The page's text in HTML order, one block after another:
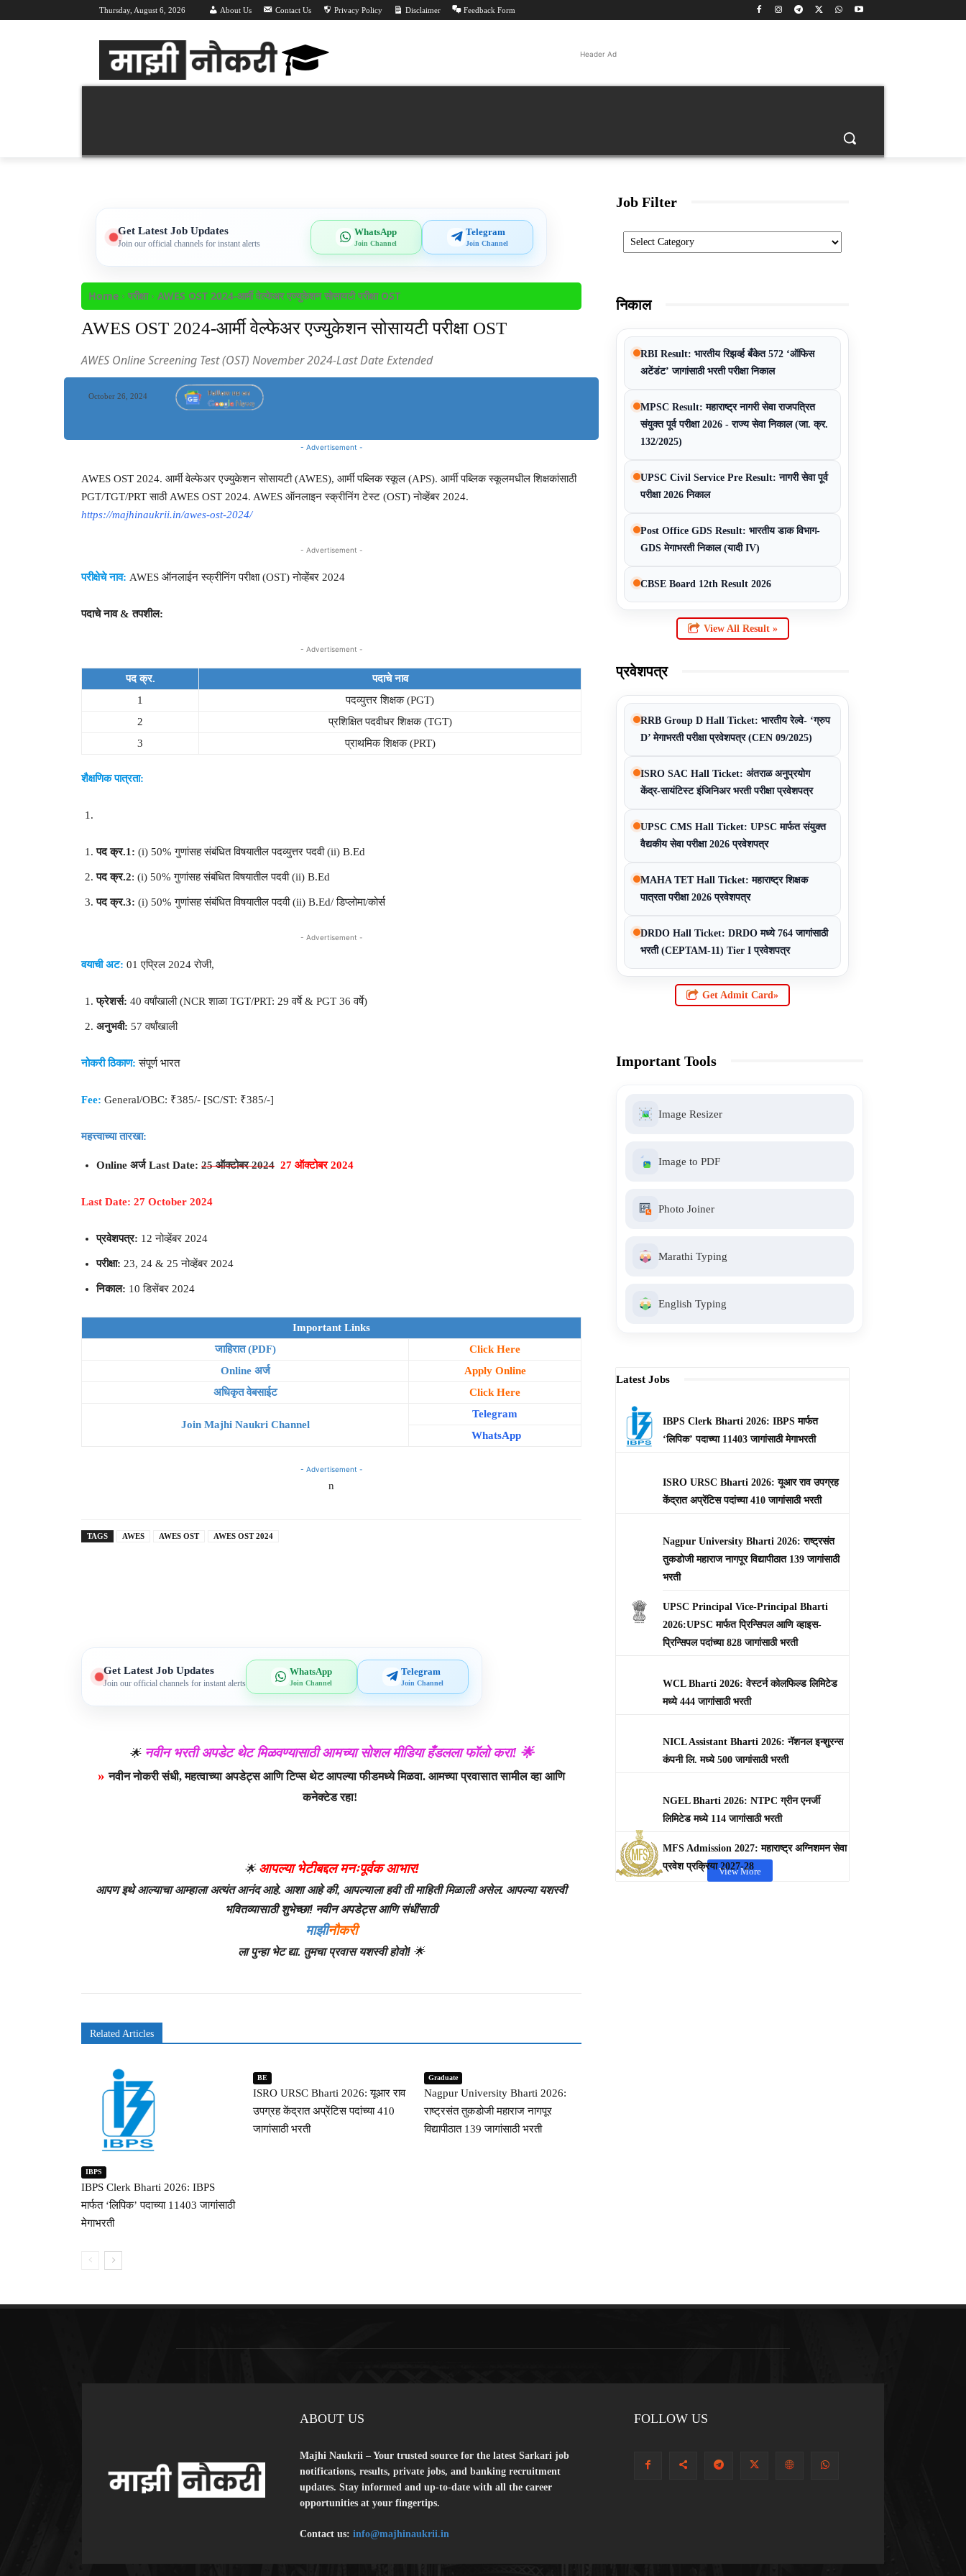
Thursday, August 6, 2026 About Us Contact Us Privacy Policy Disclaimer Feedback Form
Header Ad
Get Latest Job Updates
Join our official channels for instant alerts
WhatsApp
Join Channel
Telegram
Join Channel
Home परीक्षा AWES OST 2024-आर्मी वेल्फेअर एज्युकेशन सोसायटी परीक्षा OST
AWES OST 2024-आर्मी वेल्फेअर एज्युकेशन सोसायटी परीक्षा OST
AWES Online Screening Test (OST) November 2024-Last Date Extended
October 26, 2024
- Advertisement -
AWES OST 2024. आर्मी वेल्फेअर एज्युकेशन सोसायटी (AWES), आर्मी पब्लिक स्कूल (APS). आर्मी पब्लिक स्कूलमधील शिक्षकांसाठी
PGT/TGT/PRT साठी AWES OST 2024. AWES ऑनलाइन स्क्रीनिंग टेस्ट (OST) नोव्हेंबर 2024.
https://majhinaukrii.in/awes-ost-2024/
- Advertisement -
परीक्षेचे नाव: AWES ऑनलाईन स्क्रीनिंग परीक्षा (OST) नोव्हेंबर 2024
पदाचे नाव & तपशील:
- Advertisement -
पद क्र.
पदाचे नाव
1
पदव्युत्तर शिक्षक (PGT)
2
प्रशिक्षित पदवीधर शिक्षक (TGT)
3
प्राथमिक शिक्षक (PRT)
शैक्षणिक पात्रता:
पद क्र.1: (i) 50% गुणांसह संबंधित विषयातील पदव्युत्तर पदवी (ii) B.Ed
पद क्र.2: (i) 50% गुणांसह संबंधित विषयातील पदवी (ii) B.Ed
पद क्र.3: (i) 50% गुणांसह संबंधित विषयातील पदवी (ii) B.Ed/ डिप्लोमा/कोर्स
- Advertisement -
वयाची अट: 01 एप्रिल 2024 रोजी,
फ्रेशर्स: 40 वर्षांखाली (NCR शाळा TGT/PRT: 29 वर्षे & PGT 36 वर्षे)
अनुभवी: 57 वर्षांखाली
नोकरी ठिकाण: संपूर्ण भारत
Fee: General/OBC: ₹385/- [SC/ST: ₹385/-]
महत्त्वाच्या तारखा:
Online अर्ज Last Date: 25 ऑक्टोबर 2024 27 ऑक्टोबर 2024
Last Date: 27 October 2024
प्रवेशपत्र: 12 नोव्हेंबर 2024
परीक्षा: 23, 24 & 25 नोव्हेंबर 2024
निकाल: 10 डिसेंबर 2024
Important Links
जाहिरात (PDF)
Click Here
Online अर्ज
Apply Online
अधिकृत वेबसाईट
Click Here
Join Majhi Naukri Channel
Telegram
WhatsApp
- Advertisement -
n
TAGS AWES AWES OST AWES OST 2024
Get Latest Job Updates
Join our official channels for instant alerts
WhatsApp
Join Channel
Telegram
Join Channel
🌟नवीन भरती अपडेट थेट मिळवण्यासाठी आमच्या सोशल मीडिया हँडलला फॉलो करा! 🌟
»नवीन नोकरी संधी, महत्वाच्या अपडेट्स आणि टिप्स थेट आपल्या फीडमध्ये मिळवा. आमच्या प्रवासात सामील व्हा आणि
कनेक्टेड रहा!
🌟 आपल्या भेटीबद्दल मनःपूर्वक आभार!
आपण इथे आल्याचा आम्हाला अत्यंत आनंद आहे. आशा आहे की, आपल्याला हवी ती माहिती मिळाली असेल. आपल्या यशस्वी
भवितव्यासाठी शुभेच्छा! नवीन अपडेट्स आणि संधींसाठी
माझीनौकरी
ला पुन्हा भेट द्या. तुमचा प्रवास यशस्वी होवो! 🌟
Related Articles
IBPS
IBPS Clerk Bharti 2026: IBPS
मार्फत ‘लिपिक’ पदाच्या 11403 जागांसाठी
मेगाभरती
BE
ISRO URSC Bharti 2026: यूआर राव
उपग्रह केंद्रात अप्रेंटिस पदांच्या 410
जागांसाठी भरती
Graduate
Nagpur University Bharti 2026:
राष्ट्रसंत तुकडोजी महाराज नागपूर
विद्यापीठात 139 जागांसाठी भरती
Job Filter
निकाल
RBI Result: भारतीय रिझर्व्ह बँकेत 572 ‘ऑफिस
अटेंडंट’ जागांसाठी भरती परीक्षा निकाल
MPSC Result: महाराष्ट्र नागरी सेवा राजपत्रित
संयुक्त पूर्व परीक्षा 2026 - राज्य सेवा निकाल (जा. क्र.
132/2025)
UPSC Civil Service Pre Result: नागरी सेवा पूर्व
परीक्षा 2026 निकाल
Post Office GDS Result: भारतीय डाक विभाग-
GDS मेगाभरती निकाल (यादी IV)
CBSE Board 12th Result 2026
View All Result »
प्रवेशपत्र
RRB Group D Hall Ticket: भारतीय रेल्वे- ‘ग्रुप
D’ मेगाभरती परीक्षा प्रवेशपत्र (CEN 09/2025)
ISRO SAC Hall Ticket: अंतराळ अनुप्रयोग
केंद्र-सायंटिस्ट इंजिनिअर भरती परीक्षा प्रवेशपत्र
UPSC CMS Hall Ticket: UPSC मार्फत संयुक्त
वैद्यकीय सेवा परीक्षा 2026 प्रवेशपत्र
MAHA TET Hall Ticket: महाराष्ट्र शिक्षक
पात्रता परीक्षा 2026 प्रवेशपत्र
DRDO Hall Ticket: DRDO मध्ये 764 जागांसाठी
भरती (CEPTAM-11) Tier I प्रवेशपत्र
Get Admit Card»
Important Tools
Image Resizer
Image to PDF
Photo Joiner
Marathi Typing
English Typing
Latest Jobs
IBPS Clerk Bharti 2026: IBPS मार्फत
‘लिपिक’ पदाच्या 11403 जागांसाठी मेगाभरती
ISRO URSC Bharti 2026: यूआर राव उपग्रह
केंद्रात अप्रेंटिस पदांच्या 410 जागांसाठी भरती
Nagpur University Bharti 2026: राष्ट्रसंत
तुकडोजी महाराज नागपूर विद्यापीठात 139 जागांसाठी
भरती
UPSC Principal Vice-Principal Bharti
2026:UPSC मार्फत प्रिन्सिपल आणि व्हाइस-
प्रिन्सिपल पदांच्या 828 जागांसाठी भरती
WCL Bharti 2026: वेस्टर्न कोलफिल्ड लिमिटेड
मध्ये 444 जागांसाठी भरती
NICL Assistant Bharti 2026: नॅशनल इन्शुरन्स
कंपनी लि. मध्ये 500 जागांसाठी भरती
NGEL Bharti 2026: NTPC ग्रीन एनर्जी
लिमिटेड मध्ये 114 जागांसाठी भरती
MFS Admission 2027: महाराष्ट्र अग्निशमन सेवा
प्रवेश प्रक्रिया 2027-28
View More
ABOUT US
Majhi Naukrii – Your trusted source for the latest Sarkari job
notifications, results, private jobs, and banking recruitment
updates. Stay informed and up-to-date with all the career
opportunities at your fingertips.
Contact us: info@majhinaukrii.in
FOLLOW US